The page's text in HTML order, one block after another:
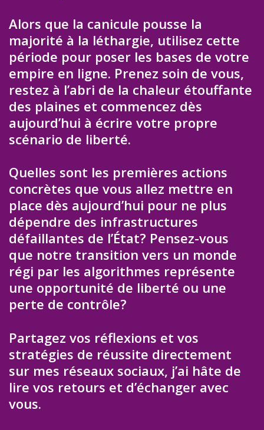
Alors que la canicule pousse la
majorité à la léthargie, utilisez cette
période pour poser les bases de votre
empire en ligne. Prenez soin de vous,
restez à l’abri de la chaleur étouffante
des plaines et commencez dès
aujourd’hui à écrire votre propre
scénario de liberté.
Quelles sont les premières actions
concrètes que vous allez mettre en
place dès aujourd’hui pour ne plus
dépendre des infrastructures
défaillantes de l’État? Pensez-vous
que notre transition vers un monde
régi par les algorithmes représente
une opportunité de liberté ou une
perte de contrôle?
Partagez vos réflexions et vos
stratégies de réussite directement
sur mes réseaux sociaux, j’ai hâte de
lire vos retours et d’échanger avec
vous.